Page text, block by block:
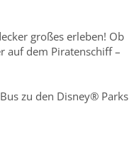
großes erleben! Ob
auf dem Piratenschiff –
zu den Disney® Parks